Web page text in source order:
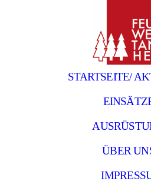
STARTSEITE/
ÜBER